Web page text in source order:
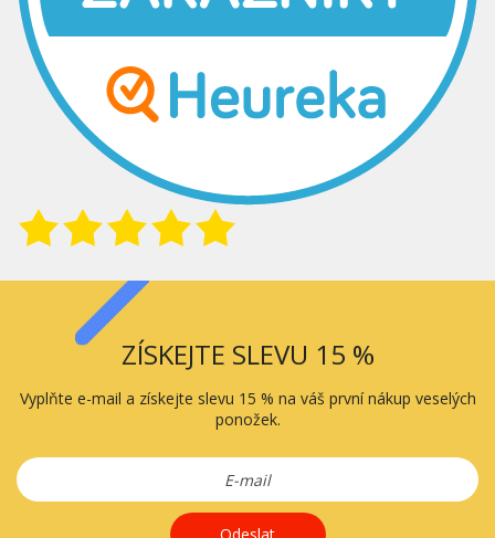
ZÍSKEJTE SLEVU 15 %
Vyplňte e-mail a získejte slevu 15 % na váš první nákup veselých
ponožek.